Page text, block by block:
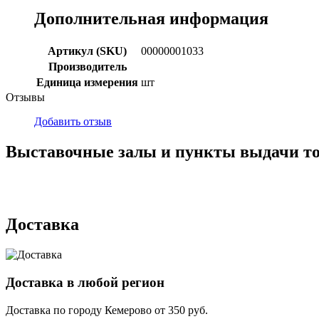
Дополнительная информация
Артикул (SKU)
00000001033
Производитель
Единица измерения шт
Отзывы
Добавить отзыв
Выставочные залы и пункты выдачи
Доставка
Доставка в любой регион
Доставка по городу Кемерово от 350 руб.